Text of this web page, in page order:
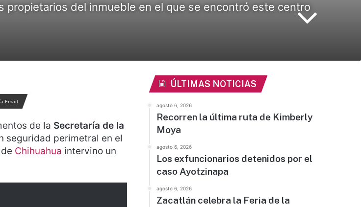
propietarios del inmueble en el que se encontró este centro
Email
de la Secretaría de la
seguridad perimetral en el
Chihuahua intervino un
ÚLTIMAS NOTICIAS
agosto 6, 2026
Recorren la última ruta de Kimberly
Moya
agosto 6, 2026
Los exfuncionarios detenidos por el
caso Ayotzinapa
agosto 6, 2026
Zacatlán celebra la Feria de la